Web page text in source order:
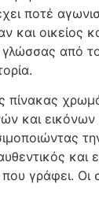
ποτέ
και οικείος
από
πίνακας
και
και
γράφει.